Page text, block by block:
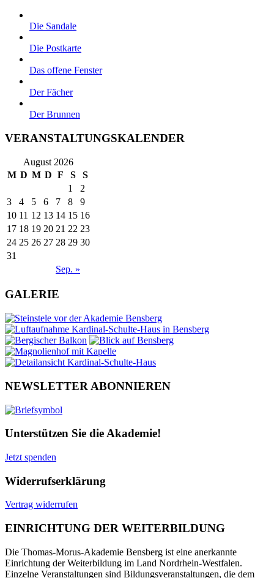
Die Sandale
Die Postkarte
Das offene Fenster
Der Fächer
Der Brunnen
VERANSTALTUNGSKALENDER
August 2026
M D M D F S S
Sep. »
1
2
3
4 5 6 7 8
9
10 11 12 13 14 15 16
17 18 19 20 21 22 23
24 25 26 27 28 29 30
31
GALERIE
NEWSLETTER ABONNIEREN
Unterstützen Sie die Akademie!
Jetzt spenden
Widerrufserklärung
Vertrag widerrufen
EINRICHTUNG DER WEITERBILDUNG
Die Thomas-Morus-Akademie Bensberg ist eine anerkannte
Einrichtung der Weiterbildung im Land Nordrhein-Westfalen.
Einzelne Veranstaltungen sind Bildungsveranstaltungen, die dem